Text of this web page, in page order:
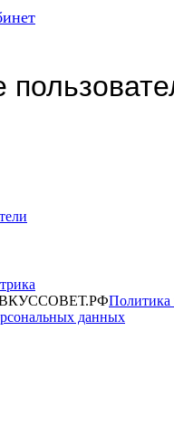
ВКУССОВЕТ.РФПолитика
данных